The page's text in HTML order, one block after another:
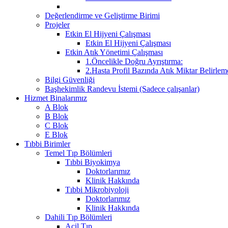
Değerlendirme ve Geliştirme Birimi
Projeler
Etkin El Hijyeni Çalışması
Etkin El Hijyeni Çalışması
Etkin Atık Yönetimi Çalışması
1.Öncelikle Doğru Ayrıştırma:
2.Hasta Profil Bazında Atık Miktar
Bilgi Güvenliği
Başhekimlik Randevu İstemi (Sadece çalışanlar)
Hizmet Binalarımız
A Blok
B Blok
C Blok
E Blok
Tıbbi Birimler
Temel Tıp Bölümleri
Tıbbi Biyokimya
Doktorlarımız
Klinik Hakkında
Tıbbi Mikrobiyoloji
Doktorlarımız
Klinik Hakkında
Dahili Tıp Bölümleri
Acil Tıp